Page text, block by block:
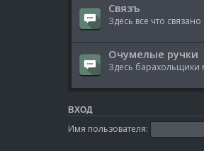
Связъ
Здесь все что
Очумелые ручки
Здесь барахольщики
ВХОД
Имя пользователя: